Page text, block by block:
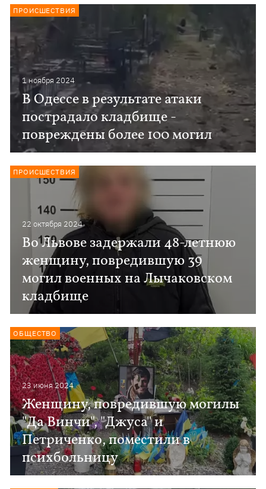
1 ноября 2024
В Одессе в результате атаки
пострадало кладбище -
повреждены более 100 могил
ПРОИСШЕСТВИЯ
22 октября 2024
Во Львове задержали 48-летнюю
женщину, повредившую 39
могил военных на Лычаковском
кладбище
ПРОИСШЕСТВИЯ
23 июня 2024
Женщину, повредившую могилы
"Да Винчи", "Джуса" и
Петриченко, поместили в
психбольницу
ОБЩЕСТВО